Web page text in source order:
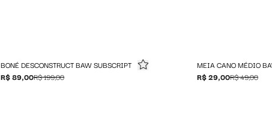
BONÉ DESCONSTRUCT BAW SUBSCRIPT
R$ 89,00R$ 199,00
MEIA CANO MÉDIO
R$ 29,00R$ 49,00